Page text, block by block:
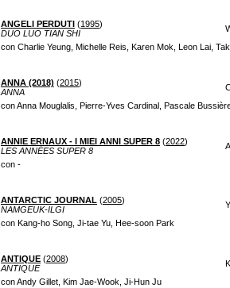
ANGELI PERDUTI (1995)
DUO LUO TIAN SHI
con Charlie Yeung, Michelle Reis, Karen Mok, Leon Lai,
ANNA (2018) (2015)
ANNA
con Anna Mouglalis, Pierre-Yves Cardinal, Pascale
ANNIE ERNAUX - I MIEI ANNI SUPER 8 (2022)
LES ANNÉES SUPER 8
con -
ANTARCTIC JOURNAL (2005)
NAMGEUK-ILGI
con Kang-ho Song, Ji-tae Yu, Hee-soon Park
ANTIQUE (2008)
ANTIQUE
con Andy Gillet, Kim Jae-Wook, Ji-Hun Ju